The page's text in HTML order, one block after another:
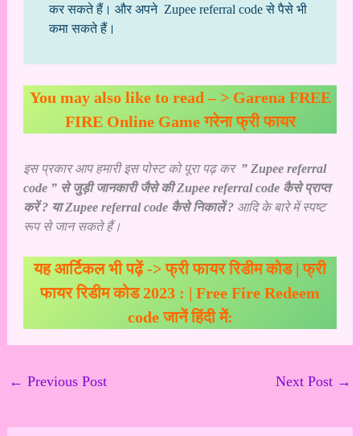
कर सकते हैं। और अपने Zupee referral code से पैसे भी
कमा सकते हैं।
You may also like to read – > Garena FREE
FIRE Online Game गरेना फ्री फायर
इस प्रकार आप हमारी इस पोस्ट को पूरा पढ़ कर ” Zupee referral
code ” से जुड़ी जानकारी जैसे की Zupee referral code कैसे प्राप्त
करें ? या Zupee referral code कैसे निकालें ? आदि के बारे में स्पष्ट
रूप से जान सकते हैं।
यह आर्टिकल भी पढ़ें ->फ्री फायर रिडीम कोड | फ्री
फायर रिडीम कोड 2023 : | Free Fire Redeem
code जानें हिंदी में:
← Previous Post Next Post →